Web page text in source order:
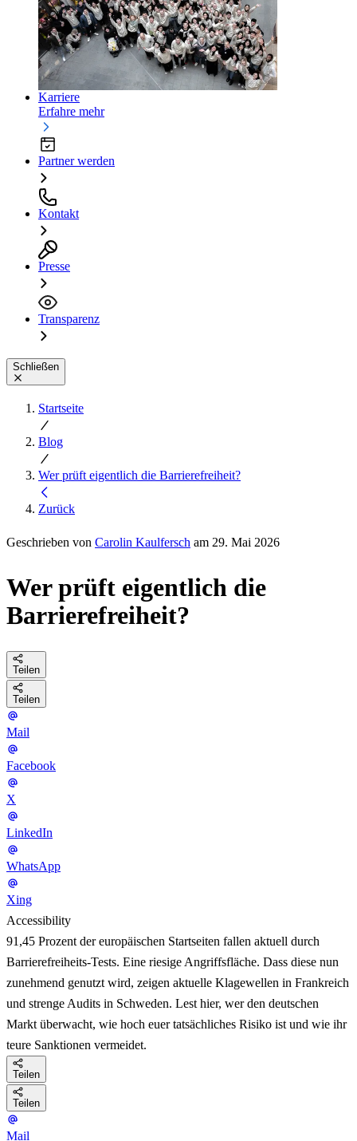
Karriere
Erfahre mehr
Partner werden
Kontakt
Presse
Transparenz
Schließen
Startseite
Blog
Wer prüft eigentlich die Barrierefreiheit?
Zurück
Geschrieben von Carolin Kaulfersch am 29. Mai 2026
Wer prüft eigentlich die
Barrierefreiheit?
Teilen
Teilen
Mail
Facebook
X
LinkedIn
WhatsApp
Xing
Accessibility
91,45 Prozent der europäischen Startseiten fallen aktuell durch
Barrierefreiheits-Tests. Eine riesige Angriffsfläche. Dass diese nun
zunehmend genutzt wird, zeigen aktuelle Klagewellen in Frankreich
und strenge Audits in Schweden. Lest hier, wer den deutschen
Markt überwacht, wie hoch euer tatsächliches Risiko ist und wie ihr
teure Sanktionen vermeidet.
Teilen
Teilen
Mail